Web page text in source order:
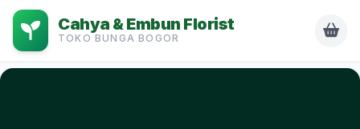
Cahya & Embun Florist
TOKO BUNGA BOGOR